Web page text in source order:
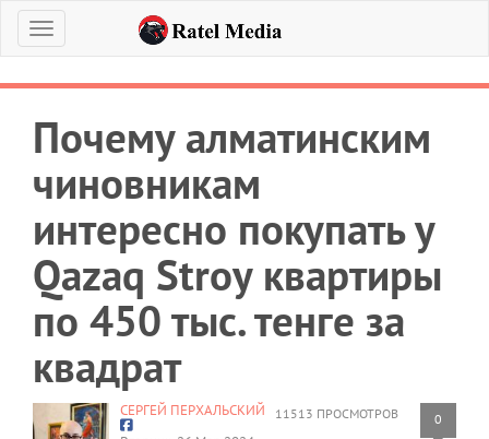
Меню
Почему алматинским
чиновникам
интересно покупать у
Qazaq Stroy квартиры
по 450 тыс. тенге за
квадрат
11513 ПРОСМОТРОВ 0
СЕРГЕЙ ПЕРХАЛЬСКИЙ